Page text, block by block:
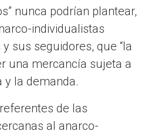
nunca podrían plantear,
individualistas
sus seguidores, que “la
una mercancía sujeta a
y la demanda.
de las
al anarco-